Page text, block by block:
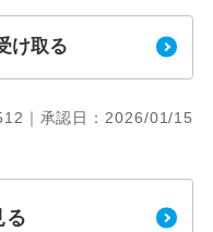
け取る
｜承認日：2026/01/15
る